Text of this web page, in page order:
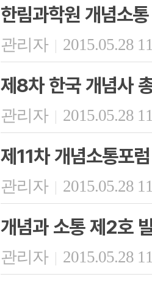
한림과학원 개념소
관리자 | 2015.05.28
제8차 한국 개념사
관리자 | 2015.05.28
제11차 개념소통포
관리자 | 2015.05.28
개념과 소통 제2호
관리자 | 2015.05.28